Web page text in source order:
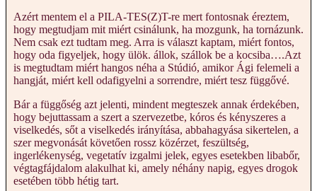
Azért mentem el a PILA-TES(Z)T-re mert fontosnak éreztem,
hogy megtudjam mit miért csinálunk, ha mozgunk, ha tornázunk.
Nem csak ezt tudtam meg. Arra is választ kaptam, miért fontos,
hogy oda figyeljek, hogy ülök. állok, szállok be a kocsiba….Azt
is megtudtam miért hangos néha a Stúdió, amikor Ági felemeli a
hangját, miért kell odafigyelni a sorrendre, miért tesz függővé.
Bár a függőség azt jelenti, mindent megteszek annak érdekében,
hogy bejuttassam a szert a szervezetbe, kóros és kényszeres a
viselkedés, sőt a viselkedés irányítása, abbahagyása sikertelen, a
szer megvonását követően rossz közérzet, feszültség,
ingerlékenység, vegetatív izgalmi jelek, egyes esetekben libabőr,
végtagfájdalom alakulhat ki, amely néhány napig, egyes drogok
esetében több hétig tart.